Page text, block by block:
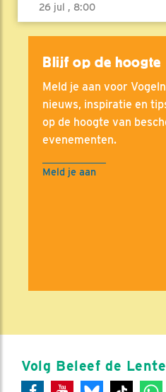
26 jul , 8:00
Blijf op de hoogte
Meld je aan voor
nieuws, inspiratie en
op de hoogte van
evenementen.
Meld je aan
Volg Beleef de Lente